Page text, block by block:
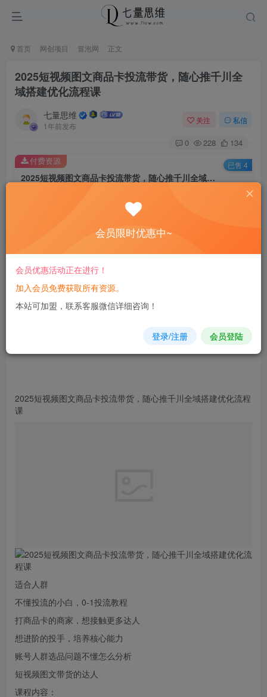
首页 网创项目 冒泡网 正文
2025短视频图文商品卡投流带货，随心推千川全
域搭建优化流程课
七量思维
1年前发布
关注 私信
0 228 134
2025短视频图文商品卡投流带货，随心推千川全域搭建优化流程课
8.8
免费
您当前未登录！建议登陆后购买，可保存购买订单
付费资源 已售 4
2025短视频图文商品卡投流带货， 随心推千川全域搭建优化流程
课
适合人群
不懂投流的小白，0-1投流教程
打商品卡的商家，想接触更多达人
想进阶的投手，培养核心能力
账号人群选品问题不懂怎么分析
短视频图文带货的达人
课程内容：
会员限时优惠中~
会员优惠活动正在进行！
加入会员免费获取所有资源。
本站可加盟，联系客服微信详细咨询！
登录/注册 会员登陆